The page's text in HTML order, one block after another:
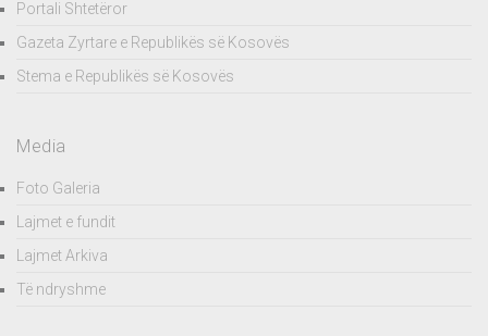
Portali Shtetëror
Gazeta Zyrtare e Republikës së Kosovës
Stema e Republikës së Kosovës
Media
Foto Galeria
Lajmet e fundit
Lajmet Arkiva
Të ndryshme